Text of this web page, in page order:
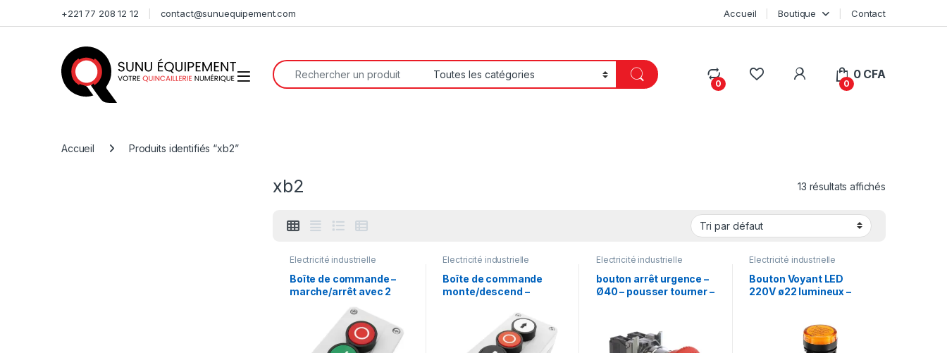
+221 77 208 12 12 contact@sunuequipement.com Accueil Boutique Contact
Open
Search for:
0
My Account
0
0 CFA
Accueil Produits identifiés “xb2”
xb2 13 résultats affichés
Electricité industrielle
Boîte de commande –
marche/arrêt avec 2
boutons poussoirs
momentanés vert 1NO
rouge 1NF avec
symboles
Electricité industrielle
Boîte de commande
monte/descend –
boutons poussoirs
momentanés 2NO et
stop 1NC
Electricité industrielle
bouton arrêt urgence –
Ø40 – pousser tourner –
Schneider Electric –
Harmony XB4
Electricité industrielle
Bouton Voyant LED
220V ø22 lumineux –
LED – 220 V AC – bornes